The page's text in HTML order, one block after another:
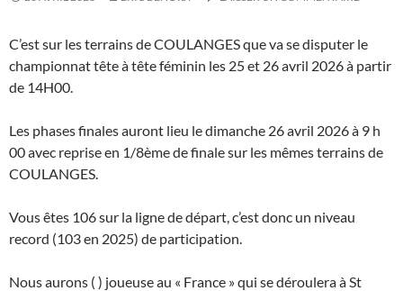
C’est sur les terrains de COULANGES que va se disputer le
championnat tête à tête féminin les 25 et 26 avril 2026 à partir
de 14H00.
Les phases finales auront lieu le dimanche 26 avril 2026 à 9 h
00 avec reprise en 1/8ème de finale sur les mêmes terrains de
COULANGES.
Vous êtes 106 sur la ligne de départ, c’est donc un niveau
record (103 en 2025) de participation.
Nous aurons ( ) joueuse au « France » qui se déroulera à St